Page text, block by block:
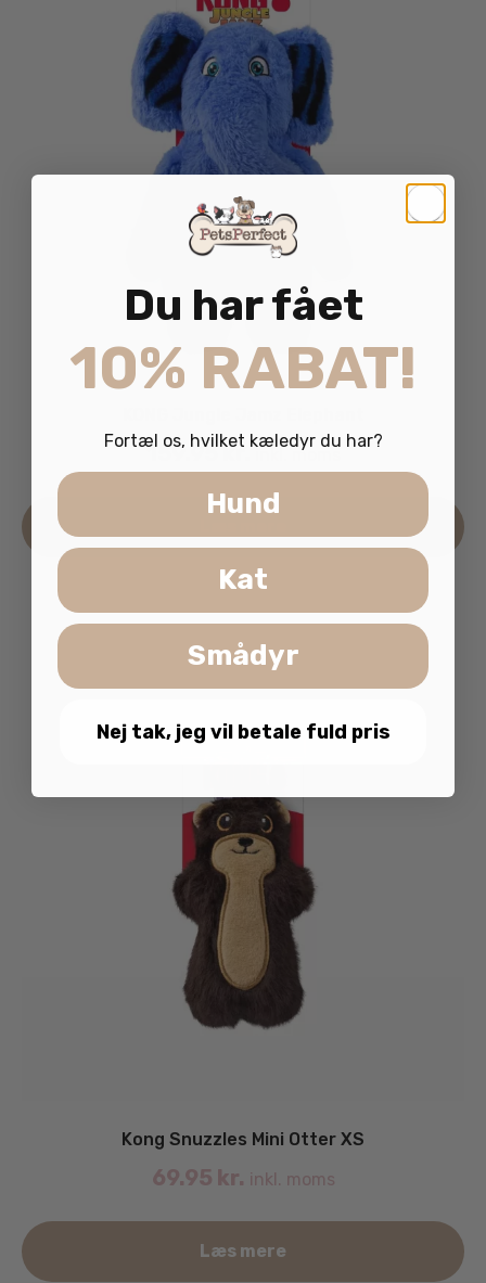
159.95kr. inkl. moms
Kong Snuzzles Mini Otter XS
69.95 kr. inkl. moms
Læs mere
Du har fået
10% RABAT!
Fortæl os, hvilket kæledyr du har?
Hund
Kat
Smådyr
Nej tak, jeg vil betale fuld pris